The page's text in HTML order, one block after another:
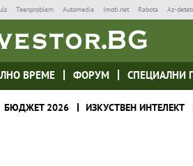
Teenproblem Automedia Imoti.net Rabota Az-
ВРЕМЕ ФОРУМ СПЕЦИАЛНИ
БЮДЖЕТ 2026 ИЗКУСТВЕН ИНТЕЛЕКТ